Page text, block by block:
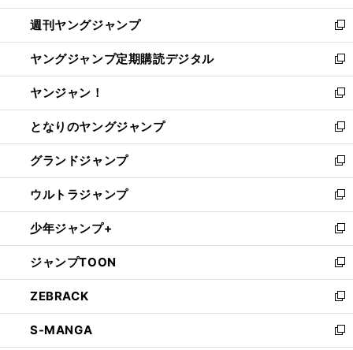
開
く
ウ
で
開
く
ン
ド
ウ
で
開
く
ウ
ィ
ン
ド
ウ
で
開
く
週刊ヤングジャンプ
新
し
い
ウ
ィ
ン
ド
ウ
で
開
く
ヤングジャンプ定期購読デジタル
新
し
い
ウ
ィ
ン
ド
ウ
で
開
く
ヤンジャン！
新
し
い
ウ
ィ
ン
ド
ウ
で
開
く
となりのヤングジャンプ
新
し
い
ウ
ィ
ン
ド
ウ
で
開
く
グランドジャンプ
新
し
い
ウ
ィ
ン
ド
ウ
で
開
く
ウルトラジャンプ
新
し
い
ウ
ィ
ン
ド
ウ
で
開
少年ジャンプ+
新
し
い
ウ
ィ
ン
ド
ジャンプTOON
新
し
い
ウ
ィ
ZEBRACK
新
し
い
S-MANGA
新